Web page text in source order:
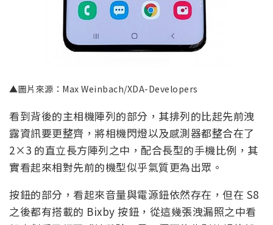
▲圖片來源：Max Weinbach/XDA-Developers
看到背後的主相機陣列的部分，其排列的比起先前洩
露資訊要更整齊，將相機閃燈以及感測器都整合在了
2×3 的直立長方陣列之中，配合長型的手機比例，其
實看起來相對先前的機型似乎氣質更為出眾。
按鈕的部分，看起來音量與電源鈕依然存在，但在 S8
之後都有搭載的 Bixby 按鈕，從這幾張洩漏照之中看